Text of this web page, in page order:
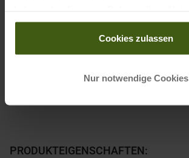
gesammelt haben.
Cookies zulassen
Nur notwendige Cookies
PRODUKTEIGENSCHAFTEN: